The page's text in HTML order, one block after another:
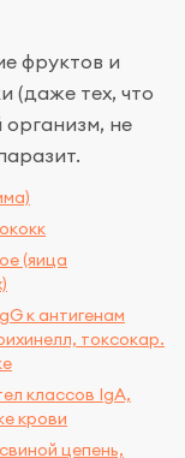
фруктов и
(даже тех, что
организм, не
(яица
к антигенам
токсокар.
классов IgA,
крови
цепень,